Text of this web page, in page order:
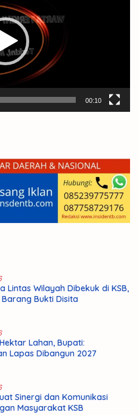
00:10
Lintas Wilayah Dibekuk di KSB,
Bukti Disita
Lahan, Bupati:
Lapas Dibangun 2027
Sinergi dan Komunikasi
Masyarakat KSB